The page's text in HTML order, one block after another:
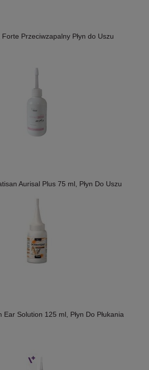
Przeciwzapalny Płyn do Uszu
Aurisal Plus 75 ml, Płyn Do Uszu
Ear Solution 125 ml, Płyn Do Płukania